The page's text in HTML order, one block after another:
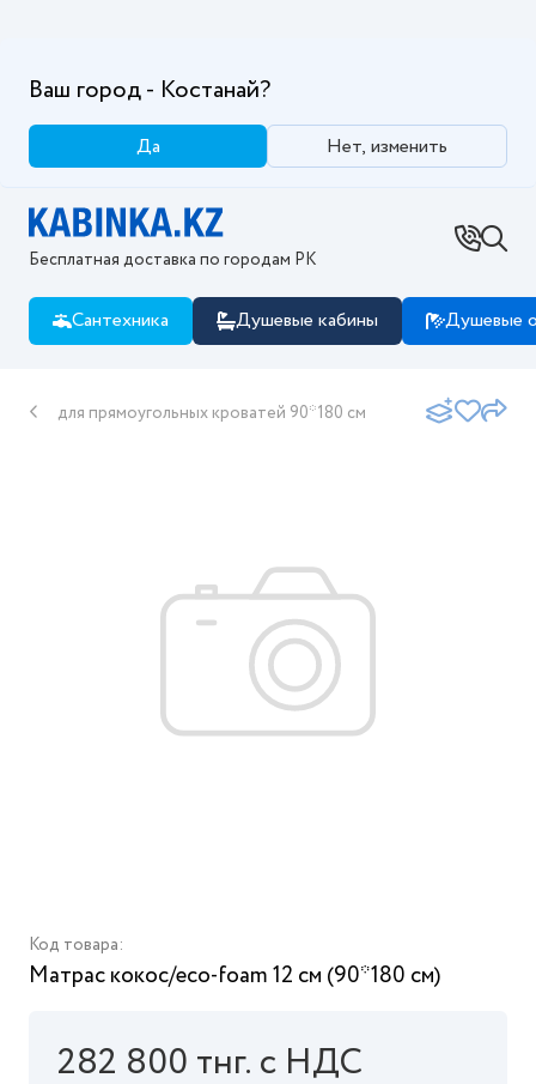
Ваш город - Костанай?
Да Нет, изменить
Бесплатная доставка по городам РК
Сантехника Душевые кабины Душевые
для прямоугольных кроватей 90*180 см
Код товара:
Матрас кокос/eco-foam 12 см (90*180 см)
282 800 тнг. с НДС